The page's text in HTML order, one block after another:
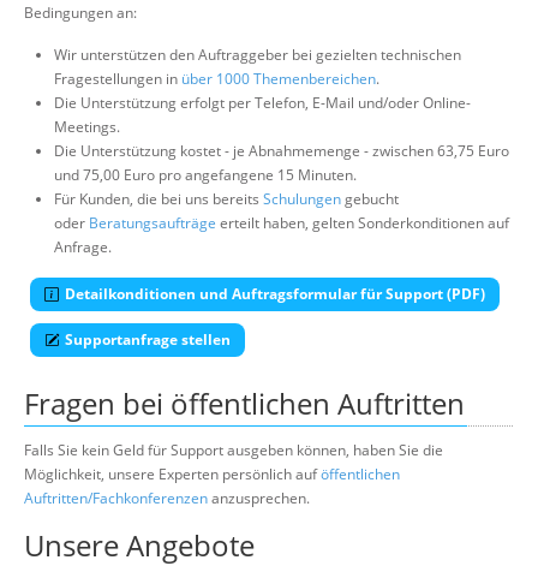
Bedingungen an:
Wir unterstützen den Auftraggeber bei gezielten technischen
Fragestellungen in über 1000 Themenbereichen.
Die Unterstützung erfolgt per Telefon, E-Mail und/oder Online-
Meetings.
Die Unterstützung kostet - je Abnahmemenge - zwischen 63,75 Euro
und 75,00 Euro pro angefangene 15 Minuten.
Für Kunden, die bei uns bereits Schulungengebucht
oder Beratungsaufträge erteilt haben, gelten Sonderkonditionen auf
Anfrage.
Detailkonditionen und Auftragsformular für Support (PDF)
Supportanfrage stellen
Fragen bei öffentlichen Auftritten
Falls Sie kein Geld für Support ausgeben können, haben Sie die
Möglichkeit, unsere Experten persönlich auföffentlichen
Auftritten/Fachkonferenzenanzusprechen.
Unsere Angebote